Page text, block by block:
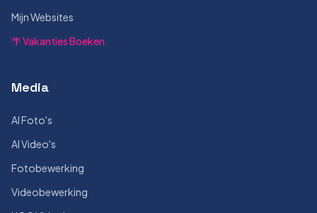
Mijn Websites
🌴 Vakanties Boeken
Media
AI Foto's
AI Video's
Fotobewerking
Videobewerking